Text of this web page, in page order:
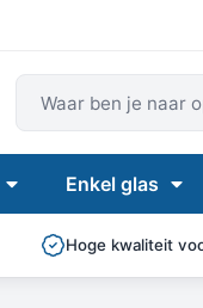
Waar ben je naar
Enkel glas
Hoge kwaliteit